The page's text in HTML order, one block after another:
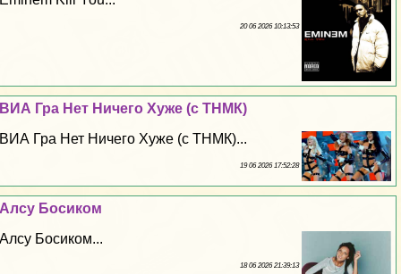
20 06 2026 10:13:53
ВИА Гра Нет Ничего Хуже (с ТНМК)
ВИА Гра Нет Ничего Хуже (с ТНМК)...
19 06 2026 17:52:28
Алсу Босиком
Алсу Босиком...
18 06 2026 21:39:13